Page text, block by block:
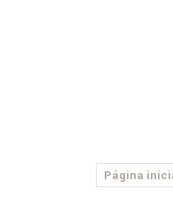
Página